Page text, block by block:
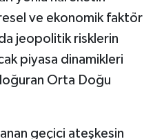
ve ekonomik faktör
jeopolitik risklerin
piyasa dinamikleri
Orta Doğu
geçici ateşkesin